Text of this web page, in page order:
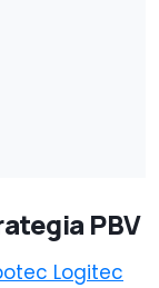
PBV
Logitec